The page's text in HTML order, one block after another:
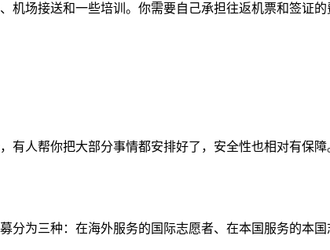
场接送和一些培训。你需要自己承担往返机票和签证的
有人帮你把大部分事情都安排好了，安全性也相对有保
为三种：在海外服务的国际志愿者、在本国服务的本国